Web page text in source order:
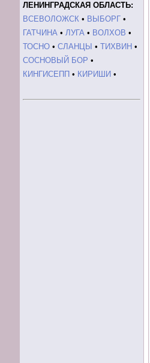
ЛЕНИНГРАДСКАЯ ОБЛАСТЬ:
ВСЕВОЛОЖСК • ВЫБОРГ •
ГАТЧИНА • ЛУГА • ВОЛХОВ •
ТОСНО • СЛАНЦЫ • ТИХВИН •
СОСНОВЫЙ БОР •
КИНГИСЕПП • КИРИШИ •